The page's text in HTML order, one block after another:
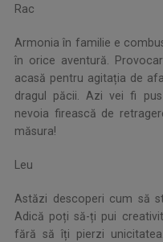
Rac
Armonia în familie e
în orice aventură.
acasă pentru agitația de
dragul păcii. Azi vei fi
nevoia firească de
măsura!
Leu
Astăzi descoperi cum să
Adică poți să-ți pui
fără să îți pierzi